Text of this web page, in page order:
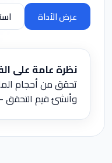
عرض الأداة
نظرة عامة على
تحقق من أحجام
وأنشئ قيم